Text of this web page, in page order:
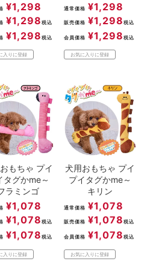
¥1,298
¥1,298 税込
¥1,298 税込
入りに登録
通常価格 ¥1,298
販売価格 ¥1,298 税込
会員価格 ¥1,298 税込
お気に入りに登録
もちゃ プイ
タグかme～
ラミンゴ
¥1,078
¥1,078 税込
¥1,078 税込
入りに登録
犬用おもちゃ プイ
プイタグかme～
キリン
通常価格 ¥1,078
販売価格 ¥1,078 税込
会員価格 ¥1,078 税込
お気に入りに登録